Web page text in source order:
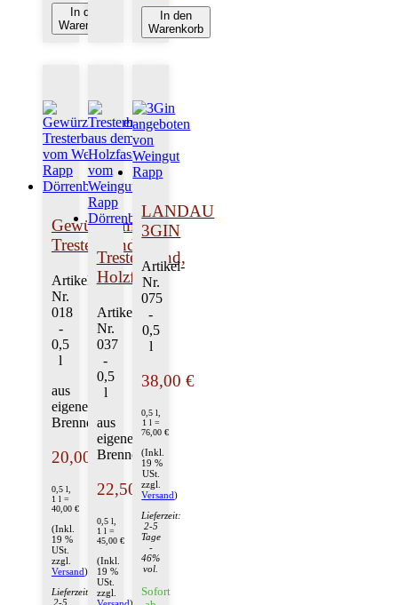
In den
Warenkorb
In den
Warenkorb
Gewürztraminer
Tresterbrand
Artikel-
Nr.
018
-
0,5
l
aus
eigener
Brennerei
20,00 €
0,5 l,
1 l =
40,00 €
(Inkl.
19 %
USt.
zzgl.
Versand)
Lieferzeit:
2-5
Tresterbrand,
Holzfass
Artikel-
Nr.
037
-
0,5
l
aus
eigener
Brennerei
22,50 €
0,5 l,
1 l =
45,00 €
(Inkl.
19 %
USt.
zzgl.
LANDAU
3GIN
Artikel-
Nr.
075
-
0,5
l
38,00 €
0,5 l,
1 l =
76,00 €
(Inkl.
19 %
USt.
zzgl.
Versand)
Lieferzeit:
2-5
Tage
-
46%
vol.
Sofort